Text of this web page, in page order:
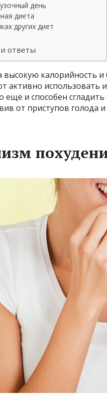
день
диета
других диет
ответы
высокую калорийность
активно использовать
ещё и способен
от приступов голода и